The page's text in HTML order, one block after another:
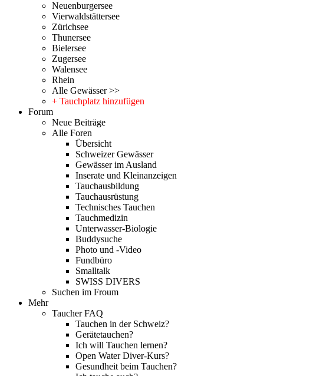
Neuenburgersee
Vierwaldstättersee
Zürichsee
Thunersee
Bielersee
Zugersee
Walensee
Rhein
Alle Gewässer >>
+ Tauchplatz hinzufügen
Forum
Neue Beiträge
Alle Foren
Übersicht
Schweizer Gewässer
Gewässer im Ausland
Inserate und Kleinanzeigen
Tauchausbildung
Tauchausrüstung
Technisches Tauchen
Tauchmedizin
Unterwasser-Biologie
Buddysuche
Photo und -Video
Fundbüro
Smalltalk
SWISS DIVERS
Suchen im Froum
Mehr
Taucher FAQ
Tauchen in der Schweiz?
Gerätetauchen?
Ich will Tauchen lernen?
Open Water Diver-Kurs?
Gesundheit beim Tauchen?